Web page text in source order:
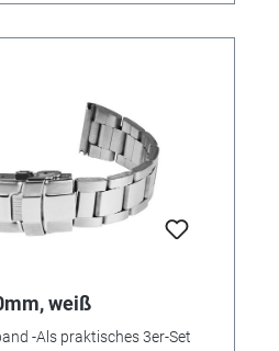
weiß
-Als praktisches 3er-Set